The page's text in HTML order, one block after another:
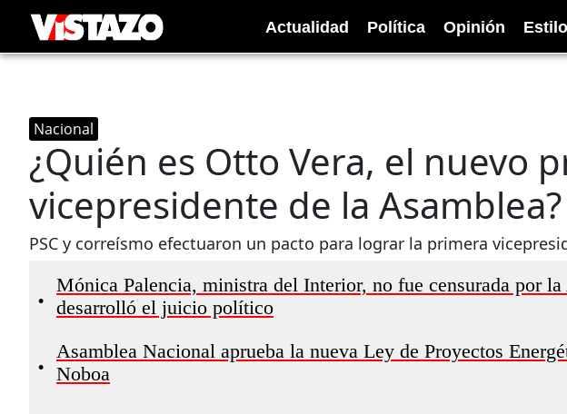
Actualidad Política Opinión
Nacional
¿Quién es Otto Vera, el nuevo
vicepresidente de la Asamblea?
PSC y correísmo efectuaron un pacto para lograr la primera
•
Mónica Palencia, ministra del Interior, no fue censurada por la
desarrolló el juicio político
•
Asamblea Nacional aprueba la nueva Ley de Proyectos
Noboa